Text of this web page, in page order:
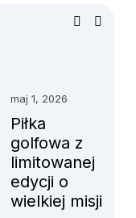
maj 1, 2026
Piłka
golfowa z
limitowanej
edycji o
wielkiej misji